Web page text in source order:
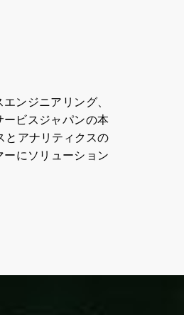
ンジニアリング、
ービスジャパンの本
とアナリティクスの
にソリューション